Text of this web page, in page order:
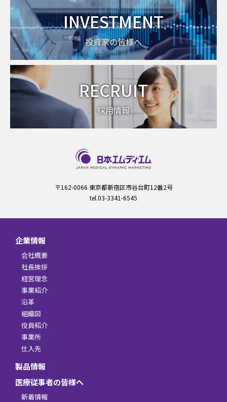
INVESTMENT
投資家の皆様へ
RECRUIT
採用情報
〒162-0066 東京都新宿区市谷台町12番2号
tel.03-3341-6545
企業情報
会社概要
社長挨拶
経営理念
事業紹介
沿革
組織図
役員紹介
事業所
仕入先
製品情報
医療従事者の皆様へ
新着情報